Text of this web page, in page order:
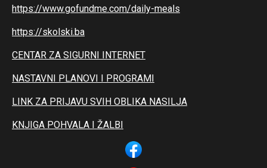
https://www.gofundme.com/daily-meals
https://skolski.ba
CENTAR ZA SIGURNI INTERNET
NASTAVNI PLANOVI I PROGRAMI
LINK ZA PRIJAVU SVIH OBLIKA NASILJA
KNJIGA POHVALA I ŽALBI